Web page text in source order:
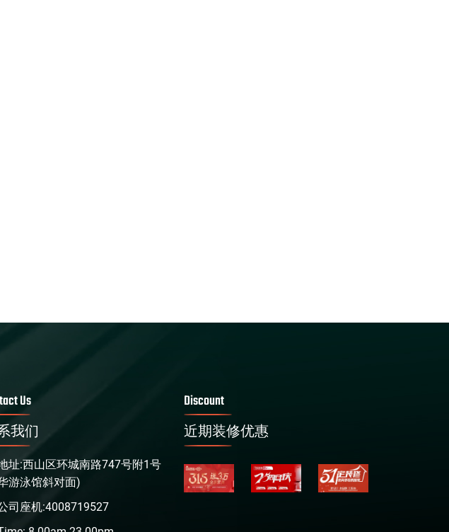
Us
我们
址:西山区环城南路747号附1号
游泳馆斜对面)
司座机:4008719527
Discount
近期装修优惠